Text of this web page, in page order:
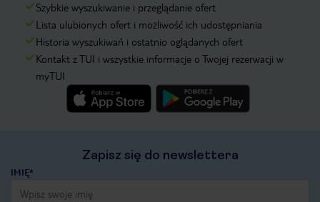
Szybkie wyszukiwanie i przeglądanie ofert
Lista ulubionych ofert i możliwość ich udostępniania
Historia wyszukiwań i ostatnio oglądanych ofert
Kontakt z TUI i wszystkie informacje o Twojej rezerwacji w
myTUI
Zapisz się do newslettera
IMIĘ*